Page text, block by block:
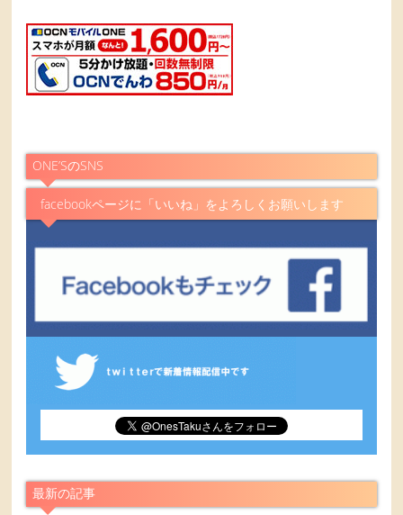
ONE’SのSNS
facebookページに「いいね」をよろしくお願いします
最新の記事